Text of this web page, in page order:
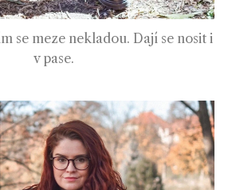
se meze nekladou. Dají se nosit i
v pase.